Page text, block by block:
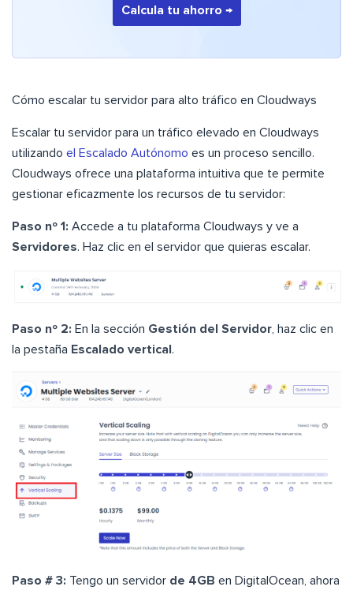
Calcula tu ahorro →
Cómo escalar tu servidor para alto tráfico en Cloudways
Escalar tu servidor para un tráfico elevado en Cloudways
utilizando el Escalado Autónomo es un proceso sencillo.
Cloudways ofrece una plataforma intuitiva que te permite
gestionar eficazmente los recursos de tu servidor:
Paso nº 1: Accede a tu plataforma Cloudways y ve a
Servidores. Haz clic en el servidor que quieras escalar.
Paso nº 2: En la sección Gestión del Servidor, haz clic en
la pestaña Escalado vertical .
Paso # 3: Tengo un servidor de 4GB en DigitalOcean, ahora